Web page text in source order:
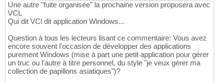
Une autre "fuite organisée" la prochaine version proposera avec
VCL
Qui dit VCl dit application Windows...
Question à tous les lecteurs lisant ce commentaire: Vous avez
encore souvent l'occasion de développer des applications
purement Windows (mise à part une petit application pour gérer
un truc ou l'autre à titre personnel, du style "je veux gérer ma
collection de papillons asiatiques")?